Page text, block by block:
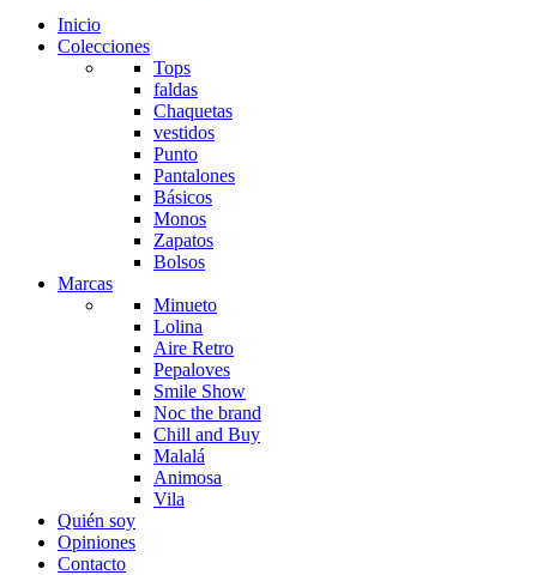
Inicio
Colecciones
Tops
faldas
Chaquetas
vestidos
Punto
Pantalones
Básicos
Monos
Zapatos
Bolsos
Marcas
Minueto
Lolina
Aire Retro
Pepaloves
Smile Show
Noc the brand
Chill and Buy
Malalá
Animosa
Vila
Quién soy
Opiniones
Contacto